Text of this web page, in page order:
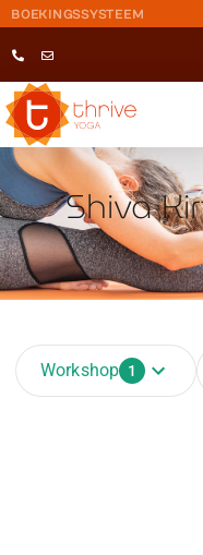
BOEKINGSSYSTEEM
Shiva
Workshop 1